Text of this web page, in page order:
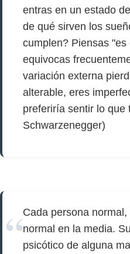
entras en un estado
de qué sirven los
cumplen? Piensas "es
equivocas
variación externa
alterable, eres
preferiría sentir lo que
Schwarzenegger)
Cada persona
normal en la media.
psicótico de alguna